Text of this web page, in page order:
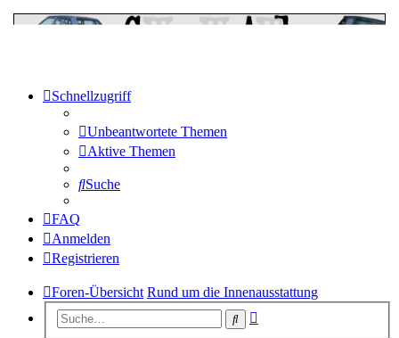
Schnellzugriff
Unbeantwortete Themen
Aktive Themen
Suche
FAQ
Anmelden
Registrieren
Foren-Übersicht Rund um die Innenausstattung
Suche